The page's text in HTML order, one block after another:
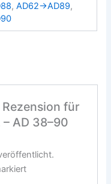
, AD62→AD89,
für
AD 38–90